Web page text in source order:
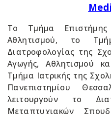
Το Τμήμα
Αθλητισμού, το
Διατροφολογίας της
Αγωγής, Αθλητισμού
Τμήμα Ιατρικής της
Πανεπιστημίου
λειτουργούν το
Μεταπτυχιακών